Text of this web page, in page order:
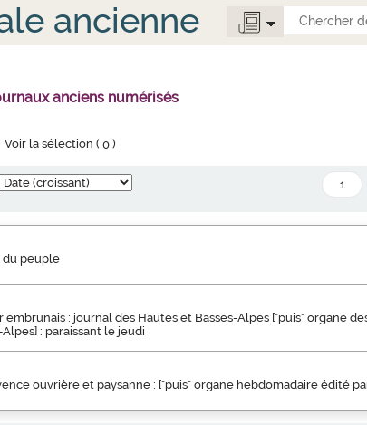
ancienne
anciens numérisés
Voir la sélection (0 )
du peuple
embrunais : journal des Hautes et Basses-Alpes ["puis" organe
Alpes] : paraissant le jeudi
ouvrière et paysanne : ["puis" organe hebdomadaire édité